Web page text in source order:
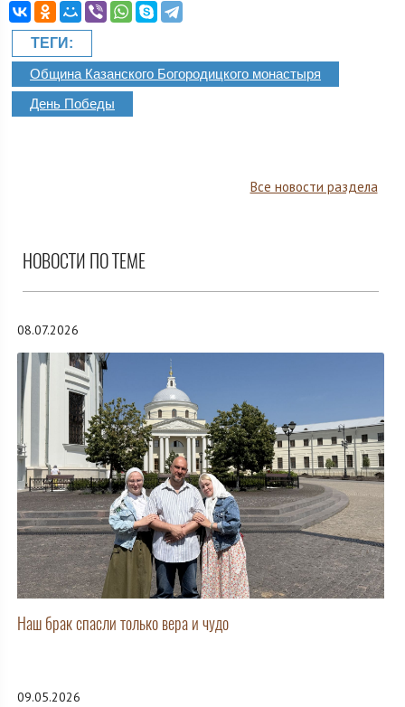
ТЕГИ:
Община Казанского Богородицкого монастыря
День Победы
Все новости раздела
НОВОСТИ ПО ТЕМЕ
08.07.2026
Наш брак спасли только вера и чудо
09.05.2026